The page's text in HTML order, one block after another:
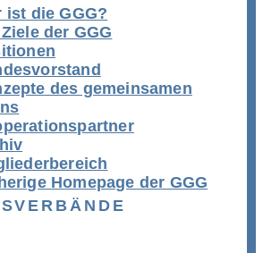
ist die GGG?
der GGG
des gemeinsamen
Homepage der GGG